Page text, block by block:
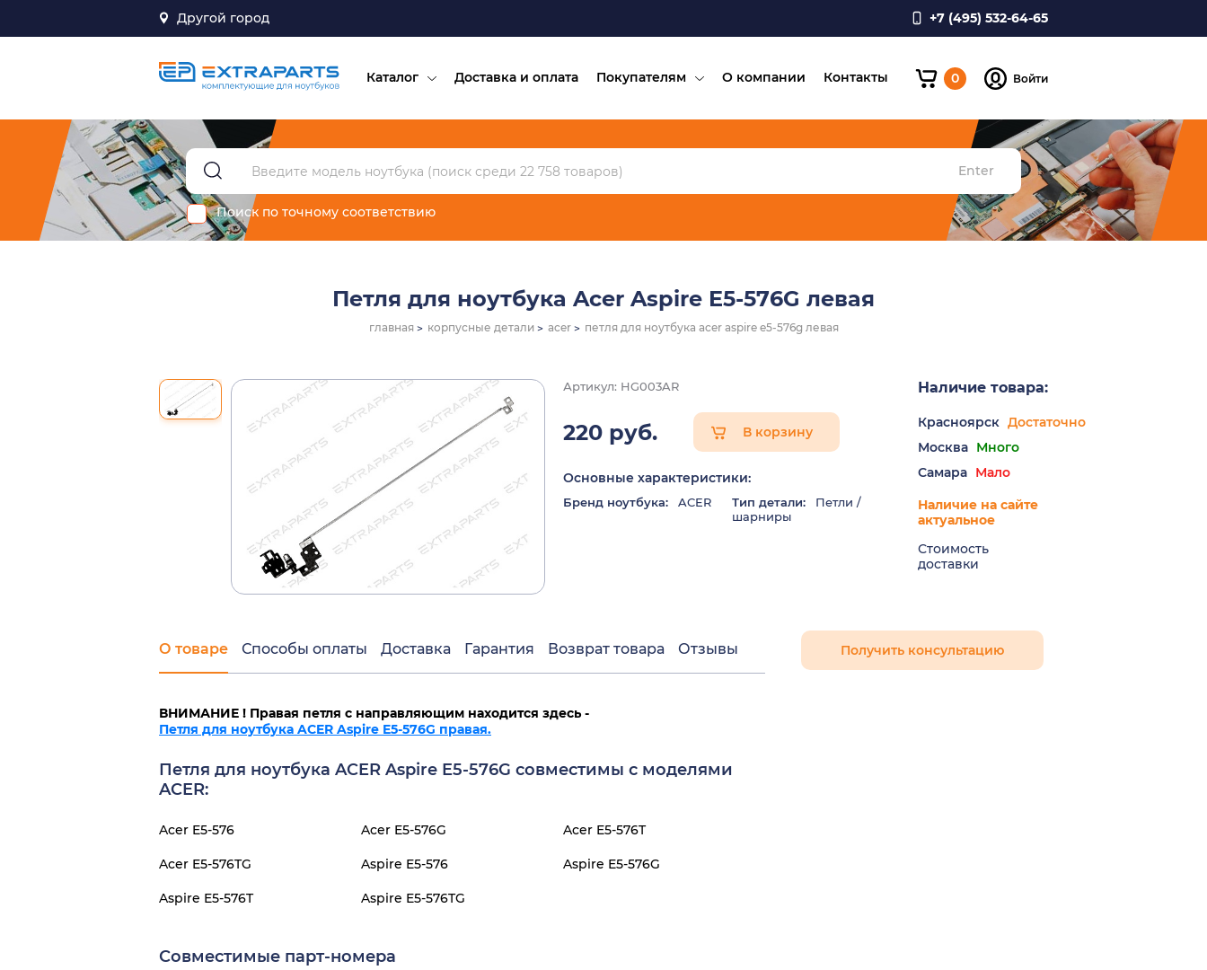
Другой город +7 (495) 532-64-65
Каталог Доставка и оплата Покупателям О компании Контакты 0 Войти
Enter
Поиск по точному соответствию
Петля для ноутбука Acer Aspire E5-576G левая
главная корпусные детали acer петля для ноутбука acer aspire e5-576g левая
Артикул: HG003AR
220 руб. В корзину
Основные характеристики:
Бренд ноутбука: ACER Тип детали:
Петли /
шарниры
Наличие товара:
Красноярск Достаточно
Москва Много
Самара Мало
Наличие на сайте
актуальное
Стоимость
доставки
О товаре Способы оплаты Доставка Гарантия Возврат товара Отзывы
ВНИМАНИЕ ! Правая петля с направляющим находится здесь -
Петля для ноутбука ACER Aspire E5-576G правая.
Петля для ноутбука ACER Aspire E5-576G совместимы с моделями
ACER:
Acer E5-576 Acer E5-576G Acer E5-576T
Acer E5-576TG Aspire E5-576 Aspire E5-576G
Aspire E5-576T Aspire E5-576TG
Совместимые парт-номера
Получить консультацию